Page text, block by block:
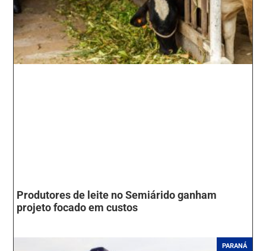
Produtores de leite no Semiárido ganham
projeto focado em custos
PARANÁ